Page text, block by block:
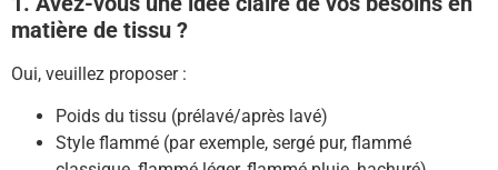
matière de tissu ?
Oui, veuillez proposer :
Poids du tissu (prélavé/après lavé)
Style flammé (par exemple, sergé pur, flammé